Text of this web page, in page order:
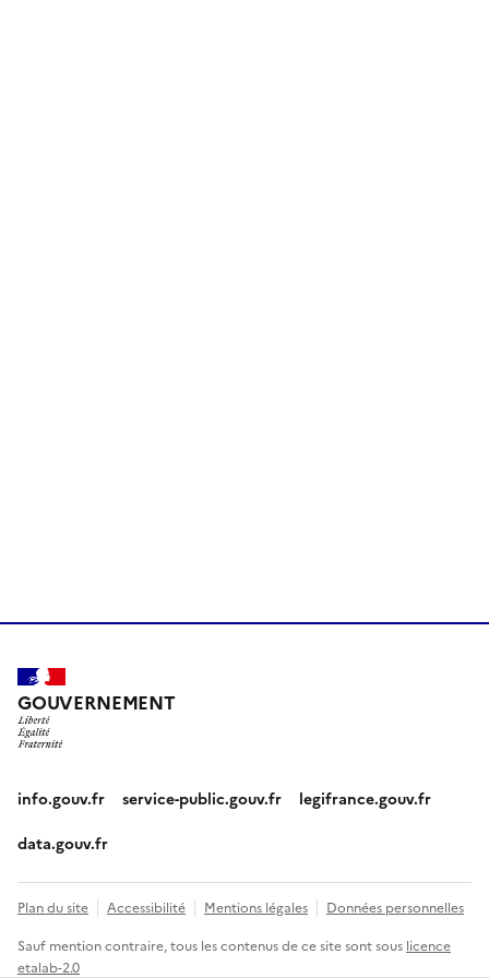
GOUVERNEMENT
info.gouv.fr service-public.gouv.fr legifrance.gouv.fr
data.gouv.fr
Plan du site Accessibilité Mentions légales Données personnelles
Sauf mention contraire, tous les contenus de ce site sont sous licence
etalab-2.0